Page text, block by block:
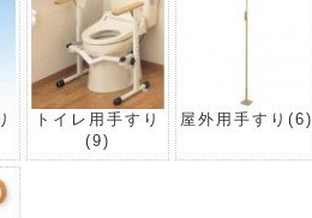
トイレ用手すり
(9)
屋外用手すり (6)